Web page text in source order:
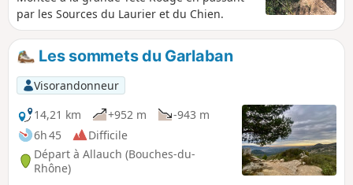
par les Sources du Laurier et du Chien.
Les sommets du Garlaban
Visorandonneur
14,21 km
+952 m
-943 m
6h 45
Difficile
Départ à Allauch (Bouches-du-
Rhône)